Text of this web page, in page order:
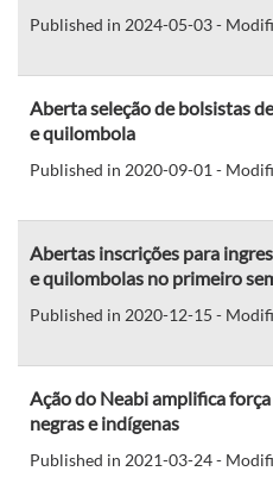
Published in 2024-05-03 -
Aberta seleção de bolsistas
e quilombola
Published in 2020-09-01 -
Abertas inscrições para
e quilombolas no primeiro
Published in 2020-12-15 -
Ação do Neabi amplifica
negras e indígenas
Published in 2021-03-24 -